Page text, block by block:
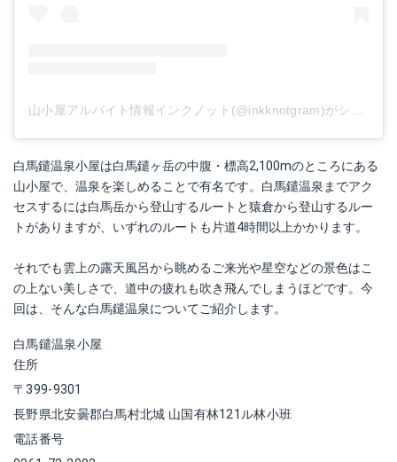
山小屋アルバイト情報インクノット(@inkknotgram)がシェアした投稿
白馬鑓温泉小屋は白馬鑓ヶ岳の中腹・標高2,100mのところにある
山小屋で、温泉を楽しめることで有名です。白馬鑓温泉までアク
セスするには白馬岳から登山するルートと猿倉から登山するルー
トがありますが、いずれのルートも片道4時間以上かかります。
それでも雲上の露天風呂から眺めるご来光や星空などの景色はこ
の上ない美しさで、道中の疲れも吹き飛んでしまうほどです。今
回は、そんな白馬鑓温泉についてご紹介します。
白馬鑓温泉小屋
住所
〒399-9301
長野県北安曇郡白馬村北城 山国有林121ル林小班
電話番号